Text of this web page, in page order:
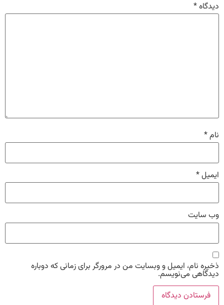
دیدگاه*
نام*
ایمیل*
وب‌ سایت
ذخیره نام، ایمیل و وبسایت من در مرورگر برای زمانی که دوباره
دیدگاهی می‌نویسم.